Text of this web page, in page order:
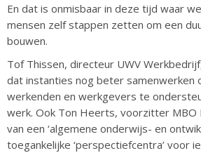
En dat is onmisbaar in deze tijd waar
mensen zelf stappen zetten om een
bouwen.
Tof Thissen, directeur UWV
dat instanties nog beter samenwerken
werkenden en werkgevers te
werk. Ook Ton Heerts, voorzitter MBO
van een ‘algemene onderwijs- en
toegankelijke ‘perspectiefcentra’ voor